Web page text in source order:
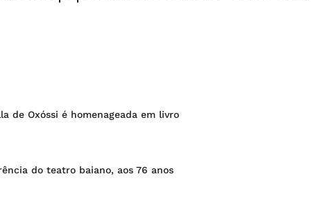
de Oxóssi é homenageada em livro
do teatro baiano, aos 76 anos